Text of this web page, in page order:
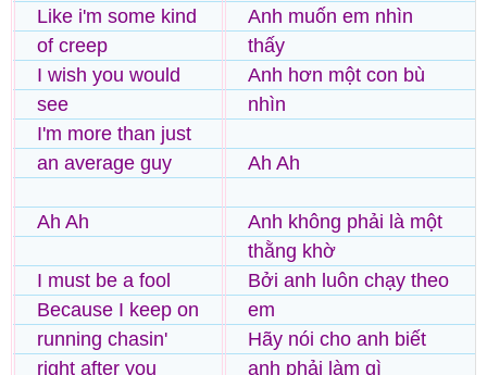
Like i'm some kind
of creep
I wish you would
see
I'm more than just
an average guy
Ah Ah
I must be a fool
Because I keep on
running chasin'
right after you
Anh muốn em nhìn
thấy
Anh hơn một con bù
nhìn
Ah Ah
Anh không phải là một
thằng khờ
Bởi anh luôn chạy theo
em
Hãy nói cho anh biết
anh phải làm gì